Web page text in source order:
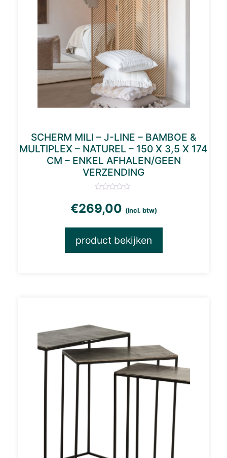
SCHERM MILI – J-LINE – BAMBOE &
MULTIPLEX – NATUREL – 150 X 3,5 X 174
CM – ENKEL AFHALEN/GEEN
VERZENDING
€269,00 (incl. btw)
product bekijken